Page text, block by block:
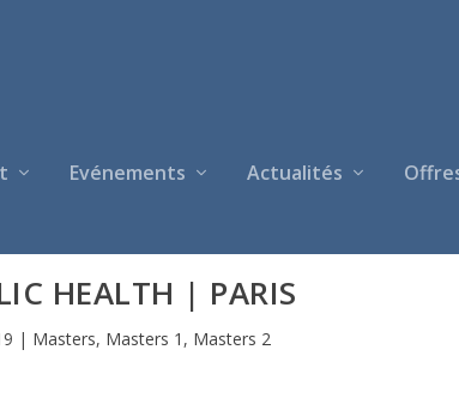
Evénements Actualités
HEALTH | PARIS
| Masters, Masters 1 , Masters 2